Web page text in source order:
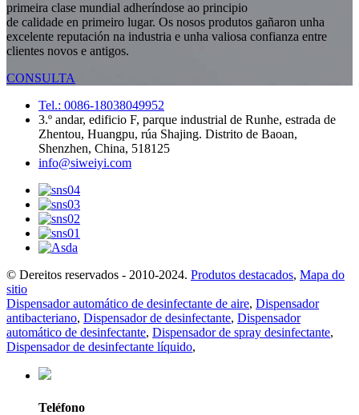
primeira clase mundial adheríndose ao principio
de calidade en primeiro lugar. Os nosos produtos gañaron unha
excelente reputación na industria e unha valiosa confianza entre
clientes novos e antigos.
CONSULTA
Tel.: 0086-18038049952
3.º andar, edificio F, parque industrial de Runhe, estrada de
Zhentou, Huangpu, rúa Shajing. Distrito de Baoan,
Shenzhen, China, 518125
info@siweiyi.com
© Dereitos reservados - 2010-2024. Produtos destacados, Mapa do
sitio
Dispensador automático de desinfectante de aire, Dispensador
antibacteriano, Dispensador de desinfectante, Dispensador
automático de desinfectante, Dispensador de spray desinfectante,
Dispensador de desinfectante líquido,
Teléfono